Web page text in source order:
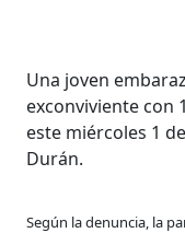
Una joven
exconviviente con
este miércoles 1
Durán.
Según la denuncia, la